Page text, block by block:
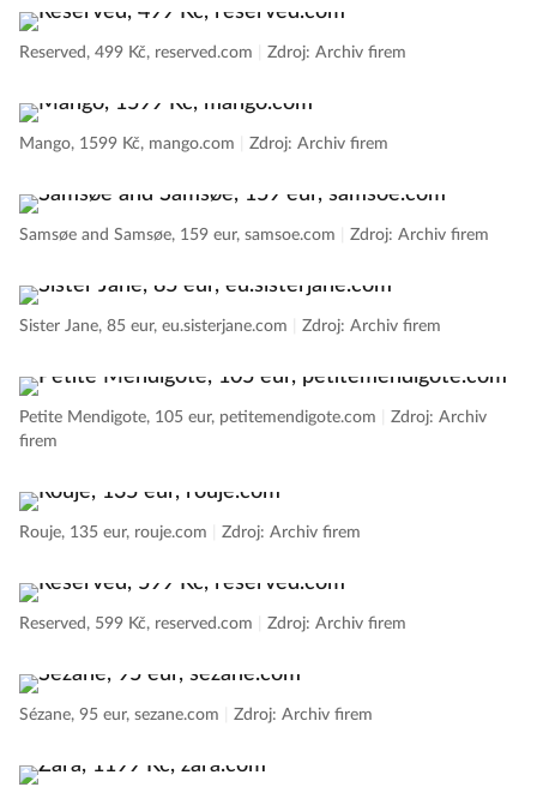
Reserved, 499 Kč, reserved.com Zdroj: Archiv firem
Mango, 1599 Kč, mango.com Zdroj: Archiv firem
Samsøe and Samsøe, 159 eur, samsoe.com Zdroj: Archiv firem
Sister Jane, 85 eur, eu.sisterjane.com Zdroj: Archiv firem
Petite Mendigote, 105 eur, petitemendigote.com
Zdroj: Archiv
firem
Rouje, 135 eur, rouje.com Zdroj: Archiv firem
Reserved, 599 Kč, reserved.com Zdroj: Archiv firem
Sézane, 95 eur, sezane.com Zdroj: Archiv firem